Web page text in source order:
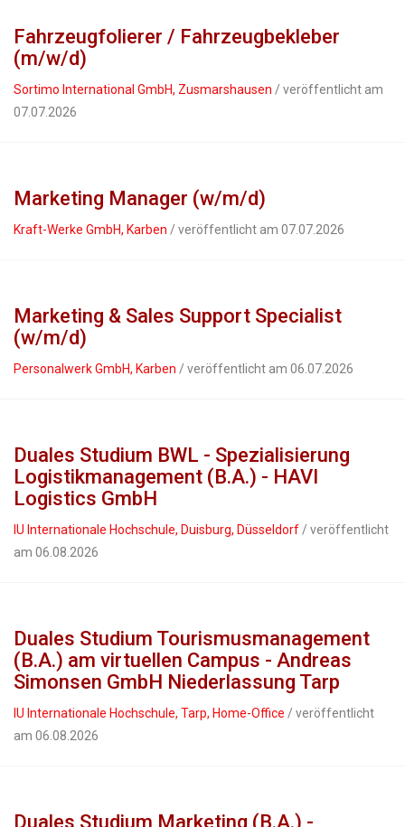
Fahrzeugfolierer / Fahrzeugbekleber
(m/w/d)
Sortimo International GmbH, Zusmarshausen / veröffentlicht am
07.07.2026
Marketing Manager (w/m/d)
Kraft-Werke GmbH, Karben / veröffentlicht am 07.07.2026
Marketing & Sales Support Specialist
(w/m/d)
Personalwerk GmbH, Karben / veröffentlicht am 06.07.2026
Duales Studium BWL - Spezialisierung
Logistikmanagement (B.A.) - HAVI
Logistics GmbH
IU Internationale Hochschule, Duisburg, Düsseldorf / veröffentlicht
am 06.08.2026
Duales Studium Tourismusmanagement
(B.A.) am virtuellen Campus - Andreas
Simonsen GmbH Niederlassung Tarp
IU Internationale Hochschule, Tarp, Home-Office / veröffentlicht
am 06.08.2026
Duales Studium Marketing (B.A.) -